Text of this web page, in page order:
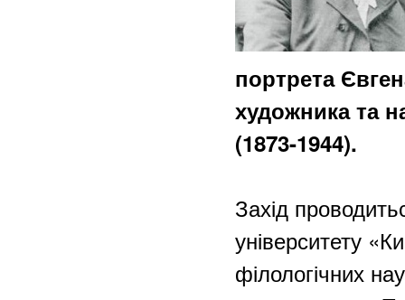
портрета
художника та
(1873-1944).
Захід
університету
філологічних